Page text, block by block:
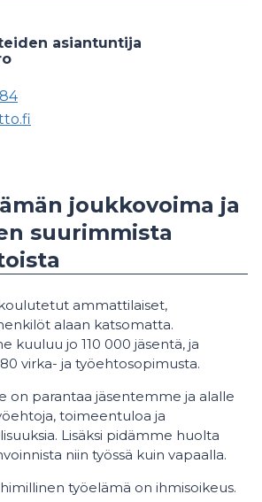
asiantuntija
joukkovoima ja
suurimmista
ammattilaiset,
alaan katsomatta.
kuuluu jo 110 000 jäsentä, ja
virka- ja työehtosopimusta.
on parantaa jäsentemme ja alalle
toimeentuloa ja
Lisäksi pidämme huolta
niin työssä kuin vapaalla.
työelämä on ihmisoikeus.